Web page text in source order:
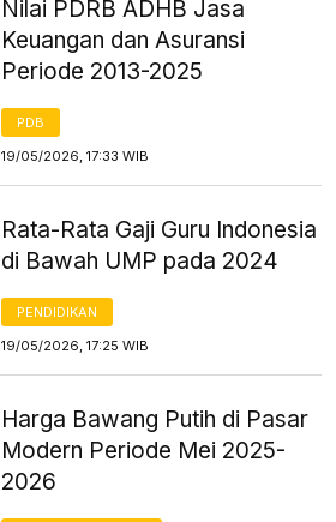
Nilai PDRB ADHB Jasa
Keuangan dan Asuransi
Periode 2013-2025
PDB
19/05/2026, 17:33 WIB
Rata-Rata Gaji Guru Indonesia
di Bawah UMP pada 2024
PENDIDIKAN
19/05/2026, 17:25 WIB
Harga Bawang Putih di Pasar
Modern Periode Mei 2025-
2026